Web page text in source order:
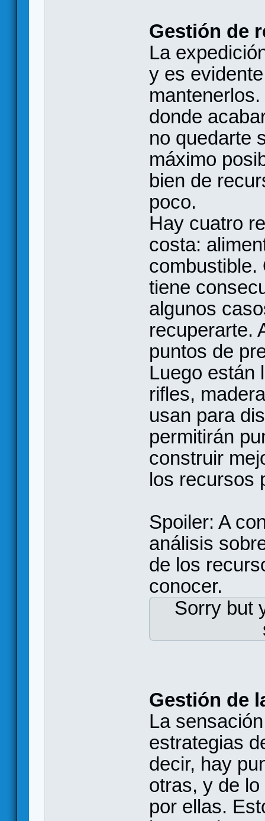
Gestión de
La
y es
donde
no quedarte
máximo
bien de
poco.
Hay cuatro
costa:
combustible.
tiene
algunos
recuperarte.
puntos de
Luego están
rifles,
usan para
permitirán
construir
los recursos
Spoiler: A
análisis
de los
conocer.
Sorry but
Gestión de
La
estrategias
decir, hay
otras, y de
por ellas.